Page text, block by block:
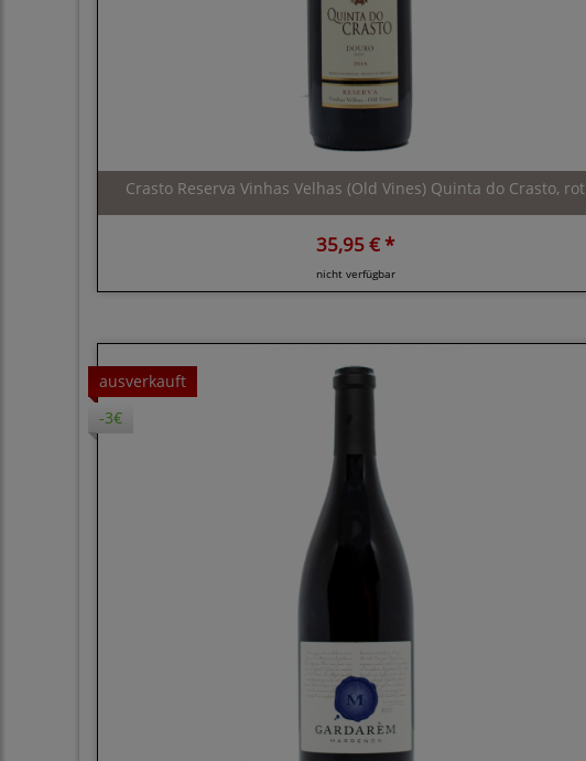
Crasto Reserva Vinhas Velhas (Old Vines) Quinta do Crasto, rot
35,95 € *
nicht verfügbar
ausverkauft
-3€